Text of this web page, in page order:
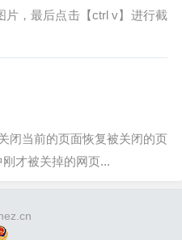
片，最后点击【ctrl v】进行截
闭当前的页面恢复被关闭的页
才被关掉的网页...